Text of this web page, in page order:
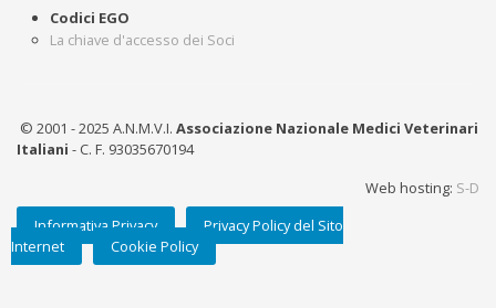
Codici EGO
La chiave d'accesso dei Soci
© 2001 - 2025 A.N.M.V.I. Associazione Nazionale Medici Veterinari
Italiani - C. F. 93035670194
Web hosting: S-D
Informativa Privacy
Privacy Policy del Sito
Internet
Cookie Policy